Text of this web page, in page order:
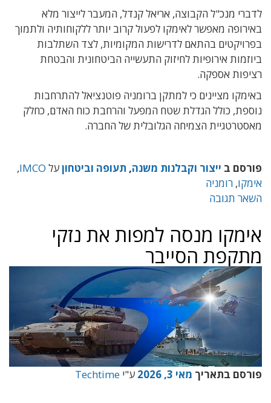
לדברי מנכ"ל הקבוצה, אריאל קנדל, המעבר לייצור מלא
באירופה מאפשר לאימקו לפעול קרוב יותר ללקוחותיה ולתמוך
בפרויקטים בהתאם לדרישות המקומיות, לצד השתלבות
ביוזמות אירופיות לחיזוק התעשייה הביטחונית והבטחת
רציפות אספקה.
באימקו מציינים כי למתקן ברומניה פוטנציאל להתרחבות
נוספת, כולל הגדלת שטח המפעל והרחבת כוח האדם, כחלק
מאסטרטגיית הצמיחה הגלובלית של החברה.
פורסם ב ייצור וקבלנות משנה, תעופה וביטחוןעל IMCO
,
אימקו, רומניה
השאר תגובה
אימקו מנסה למפות את נזקי
מתקפת הסייבר
פורסם בתאריך מאי 3, 2026 ע"י Techtime